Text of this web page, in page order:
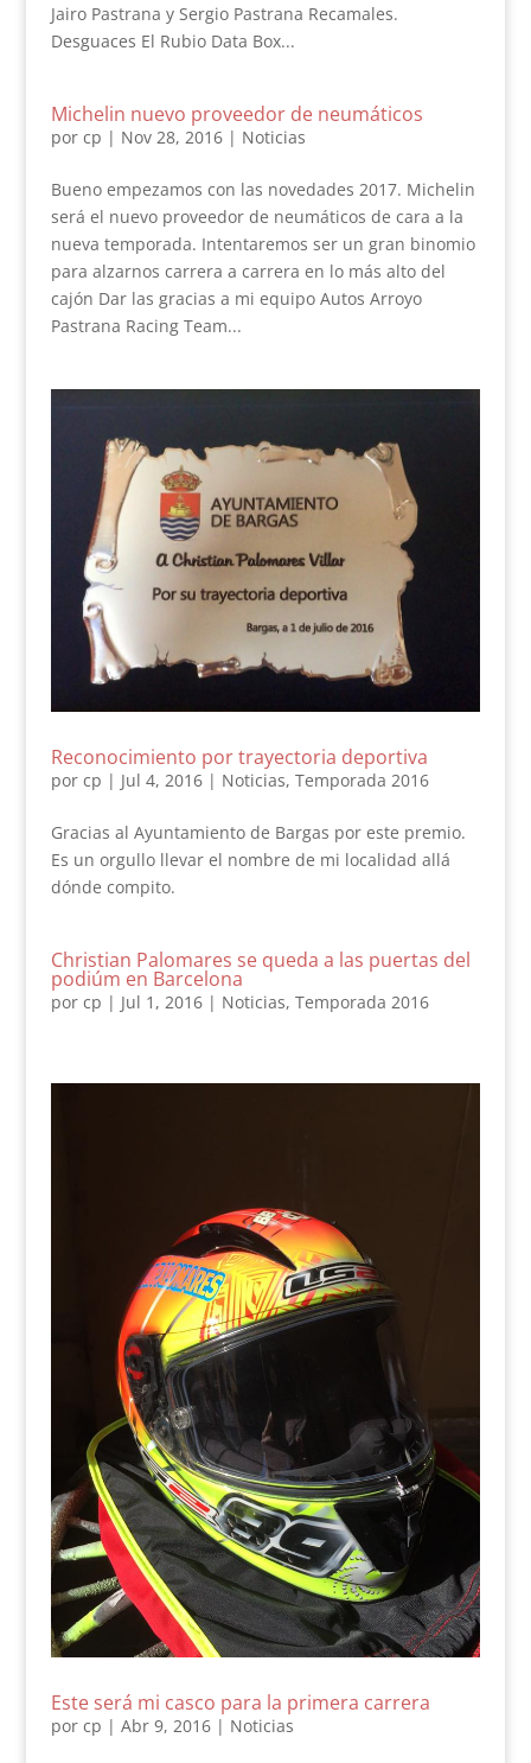
Jairo Pastrana y Sergio Pastrana Recamales.
Desguaces El Rubio Data Box...
Michelin nuevo proveedor de neumáticos
por cp | Nov 28, 2016| Noticias
Bueno empezamos con las novedades 2017. Michelin
será el nuevo proveedor de neumáticos de cara a la
nueva temporada. Intentaremos ser un gran binomio
para alzarnos carrera a carrera en lo más alto del
cajón Dar las gracias a mi equipo Autos Arroyo
Pastrana Racing Team...
Reconocimiento por trayectoria deportiva
por cp | Jul 4, 2016| Noticias, Temporada 2016
Gracias al Ayuntamiento de Bargas por este premio.
Es un orgullo llevar el nombre de mi localidad allá
dónde compito.
Christian Palomares se queda a las puertas del
podiúm en Barcelona
por cp | Jul 1, 2016| Noticias, Temporada 2016
Este será mi casco para la primera carrera
por cp | Abr 9, 2016| Noticias